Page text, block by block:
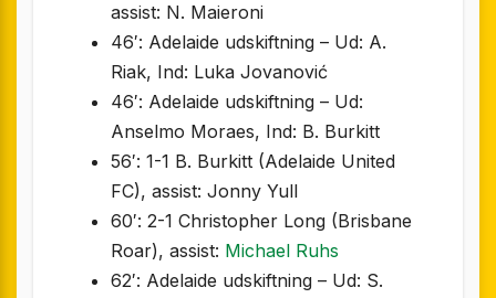
assist: N. Maieroni
46′: Adelaide udskiftning – Ud: A.
Riak, Ind: Luka Jovanović
46′: Adelaide udskiftning – Ud:
Anselmo Moraes, Ind: B. Burkitt
56′: 1-1 B. Burkitt (Adelaide United
FC), assist: Jonny Yull
60′: 2-1 Christopher Long (Brisbane
Roar), assist: Michael Ruhs
62′: Adelaide udskiftning – Ud: S.